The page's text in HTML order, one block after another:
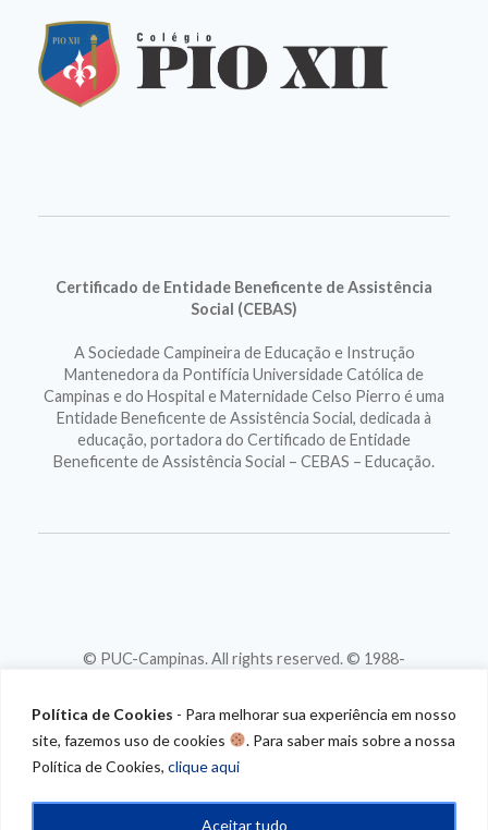
Política de Cookies - Para melhorar sua experiência em nosso
site, fazemos uso de cookies
. Para saber mais sobre a nossa
Política de Cookies, clique aqui
Aceitar tudo
Certificado de Entidade Beneficente de Assistência
Social (CEBAS)
A Sociedade Campineira de Educação e Instrução
Mantenedora da Pontifícia Universidade Católica de
Campinas e do Hospital e Maternidade Celso Pierro é uma
Entidade Beneficente de Assistência Social, dedicada à
educação, portadora do Certificado de Entidade
Beneficente de Assistência Social – CEBAS – Educação.
© PUC-Campinas. All rights reserved. © 1988-